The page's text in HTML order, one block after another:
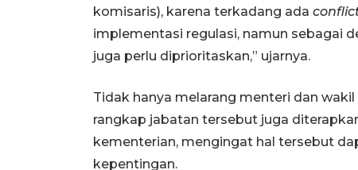
komisaris), karena terkadang ada
implementasi regulasi, namun sebagai
juga perlu diprioritaskan,” ujarnya.
Tidak hanya melarang menteri dan
rangkap jabatan tersebut juga
kementerian, mengingat hal tersebut
kepentingan.